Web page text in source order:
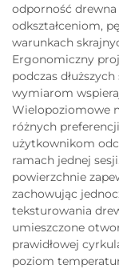
odporność
odkształceniom,
warunkach
Ergonomiczny
podczas
wymiarom
Wielopoziomowe
różnych
użytkownikom
ramach jednej
powierzchnie
zachowując
teksturowania
umieszczone
prawidłowej
poziom